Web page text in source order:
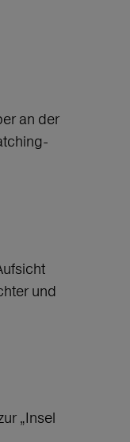
an der
und
„Insel